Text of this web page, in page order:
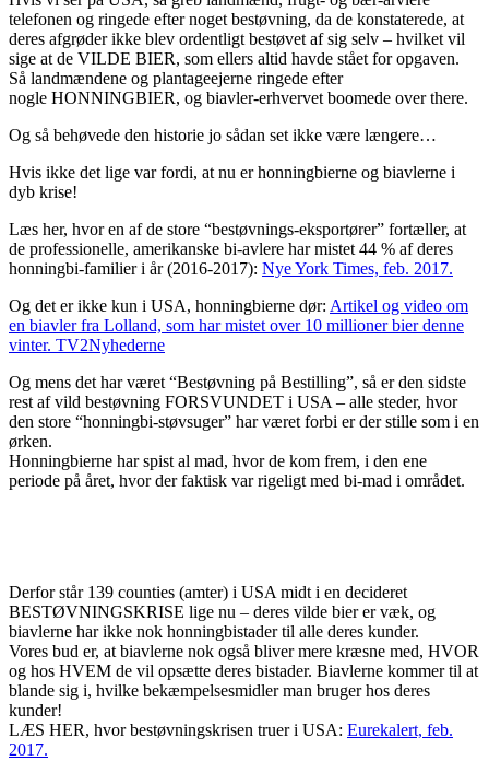
telefonen og ringede efter noget bestøvning, da de konstaterede, at
deres afgrøder ikke blev ordentligt bestøvet af sig selv – hvilket vil
sige at de VILDE BIER, som ellers altid havde stået for opgaven.
Så landmændene og plantageejerne ringede efter
nogle HONNINGBIER, og biavler-erhvervet boomede over there.
Og så behøvede den historie jo sådan set ikke være længere…
Hvis ikke det lige var fordi, at nu er honningbierne og biavlerne i
dyb krise!
Læs her, hvor en af de store “bestøvnings-eksportører” fortæller, at
de professionelle, amerikanske bi-avlere har mistet 44 % af deres
honningbi-familier i år (2016-2017): Nye York Times, feb. 2017.
Og det er ikke kun i USA, honningbierne dør: Artikel og video om
en biavler fra Lolland, som har mistet over 10 millioner bier denne
vinter. TV2Nyhederne
Og mens det har været “Bestøvning på Bestilling”, så er den sidste
rest af vild bestøvning FORSVUNDET i USA – alle steder, hvor
den store “honningbi-støvsuger” har været forbi er der stille som i en
ørken.
Honningbierne har spist al mad, hvor de kom frem, i den ene
periode på året, hvor der faktisk var rigeligt med bi-mad i området.
Derfor står 139 counties (amter) i USA midt i en decideret
BESTØVNINGSKRISE lige nu – deres vilde bier er væk, og
biavlerne har ikke nok honningbistader til alle deres kunder.
Vores bud er, at biavlerne nok også bliver mere kræsne med, HVOR
og hos HVEM de vil opsætte deres bistader. Biavlerne kommer til at
blande sig i, hvilke bekæmpelsesmidler man bruger hos deres
kunder!
LÆS HER, hvor bestøvningskrisen truer i USA: Eurekalert, feb.
2017.